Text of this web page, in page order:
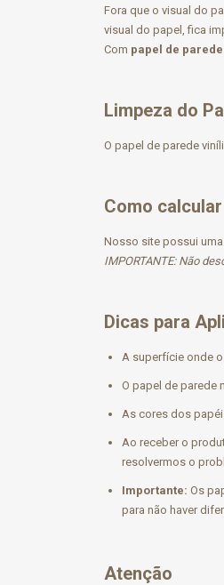
Fora que o visual do
visual do papel, fica
Com papel de
Limpeza do
O papel de parede
Como
Nosso site possui
IMPORTANTE: Não
Dicas para
A superfície onde
O papel de parede
As cores dos
Ao receber o
resolvermos o
Importante: Os
para não haver
Atenção